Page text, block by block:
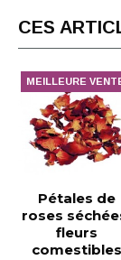
CES
MEILLEURE
Pétales de
roses
fleurs
comestibles